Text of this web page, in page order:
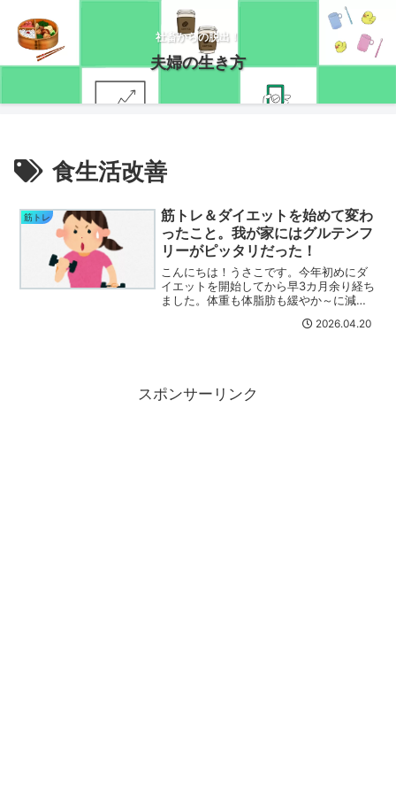
社畜からの脱出！
夫婦の生き方
食生活改善
筋トレ
筋トレ＆ダイエットを始めて変わ
ったこと。我が家にはグルテンフ
リーがピッタリだった！
こんにちは！うさこです。今年初めにダ
イエットを開始してから早3カ月余り経ち
ました。体重も体脂肪も緩やか～に減少
爆増( ﾟДﾟ)毎年ふるさと納税で２０キロ
2026.04.20
スポンサーリンク